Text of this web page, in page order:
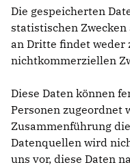
Die gespeicherten
statistischen
an Dritte findet weder
nichtkommerziellen
Diese Daten können
Personen zugeordnet
Zusammenführung
Datenquellen wird
uns vor, diese Daten